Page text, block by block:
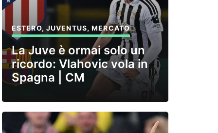
ESTERO, JUVENTUS,MERCATO
La Juve è ormai solo un
ricordo: Vlahovic vola in
Spagna | CM